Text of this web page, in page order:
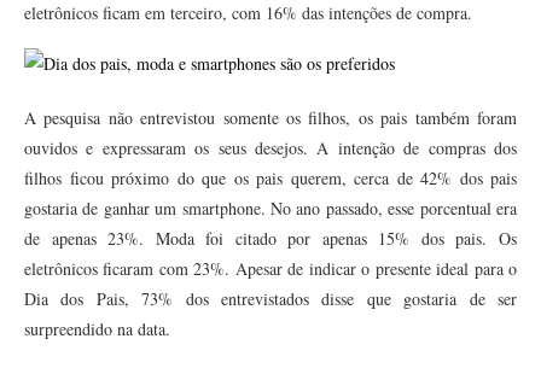
eletrônicos ficam em terceiro, com 16% das intenções de compra.
A pesquisa não entrevistou somente os filhos, os pais também foram
ouvidos e expressaram os seus desejos. A intenção de compras dos
filhos ficou próximo do que os pais querem, cerca de 42% dos pais
gostaria de ganhar um smartphone. No ano passado, esse porcentual era
de apenas 23%. Moda foi citado por apenas 15% dos pais. Os
eletrônicos ficaram com 23%. Apesar de indicar o presente ideal para o
Dia dos Pais, 73% dos entrevistados disse que gostaria de ser
surpreendido na data.